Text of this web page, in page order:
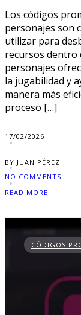
Los códigos
personajes son
utilizar para
recursos dentro
personajes
la jugabilidad y
manera más
proceso […]
17/02/2026
BY JUAN PÉREZ
NO COMMENTS
READ MORE
CÓDIGOS